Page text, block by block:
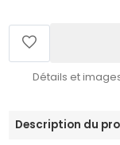
Détails et
Description du